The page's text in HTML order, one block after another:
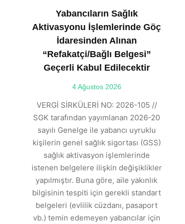
Yabancıların Sağlık
Aktivasyonu İşlemlerinde Göç
İdaresinden Alınan
“Refakatçi/Bağlı Belgesi”
Geçerli Kabul Edilecektir
4 Ağustos 2026
VERGİ SİRKÜLERİ NO: 2026-105 //
SGK tarafından yayımlanan 2026-20
sayılı Genelge ile yabancı uyruklu
kişilerin genel sağlık sigortası (GSS)
sağlık aktivasyon işlemlerinde
istenen belgelere ilişkin değişiklikler
yapılmıştır. Buna göre, aile yakınlık
bilgisinin tespiti için gerekli standart
belgeleri (evlilik cüzdanı, pasaport
vb.) temin edemeyen yabancılar için